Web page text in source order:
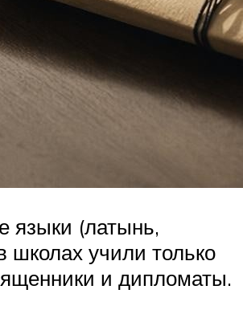
языки (латынь,
школах учили только
и дипломаты.